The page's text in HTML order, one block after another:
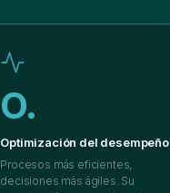
O.
Optimización del desempeño
Procesos más eficientes,
decisiones más ágiles. Su